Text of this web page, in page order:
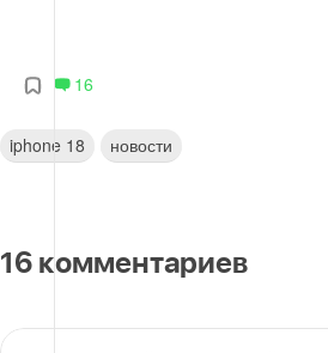
16
iphone 18 новости
16 комментариев